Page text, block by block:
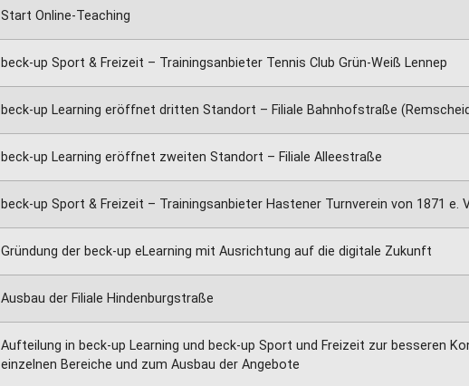
Start Online-Teaching
beck-up Sport & Freizeit – Trainingsanbieter Tennis Club Grün-Weiß Lennep
beck-up Learning eröffnet dritten Standort – Filiale Bahnhofstraße
beck-up Learning eröffnet zweiten Standort – Filiale Alleestraße
beck-up Sport & Freizeit – Trainingsanbieter Hastener Turnverein von 1871 e.
Gründung der beck-up eLearning mit Ausrichtung auf die digitale Zukunft
Ausbau der Filiale Hindenburgstraße
Aufteilung in beck-up Learning und beck-up Sport und Freizeit zur besseren
einzelnen Bereiche und zum Ausbau der Angebote